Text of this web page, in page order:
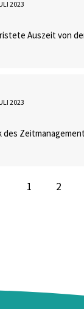
2023
Auszeit von
2023
des
1 2